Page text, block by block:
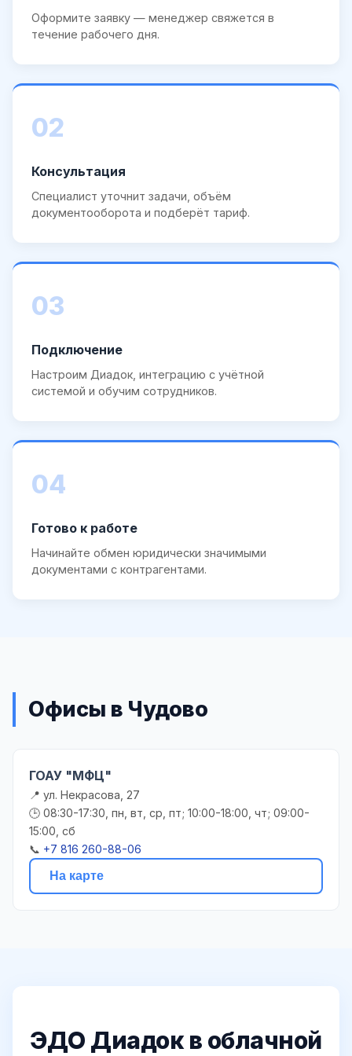
Оформите заявку — менеджер свяжется в
течение рабочего дня.
02
Консультация
Специалист уточнит задачи, объём
документооборота и подберёт тариф.
03
Подключение
Настроим Диадок, интеграцию с учётной
системой и обучим сотрудников.
04
Готово к работе
Начинайте обмен юридически значимыми
документами с контрагентами.
Офисы в Чудово
ГОАУ "МФЦ"
📍 ул. Некрасова, 27
🕒 08:30-17:30, пн, вт, ср, пт; 10:00-18:00, чт; 09:00-
15:00, сб
📞 +7 816 260-88-06
На карте
ЭДО Диадок в облачной